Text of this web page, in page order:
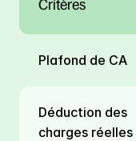
Critères
Plafond de CA
Déduction des
charges réelles